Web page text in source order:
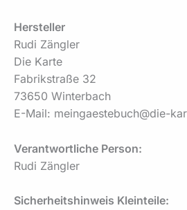
Hersteller
Rudi Zängler
Die Karte
Fabrikstraße 32
73650 Winterbach
E-Mail: meingaestebuch@die-
Verantwortliche Person:
Rudi Zängler
Sicherheitshinweis Kleinteile: